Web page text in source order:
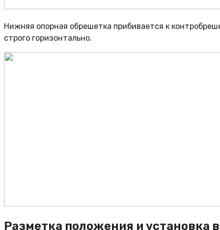
Нижняя опорная обрешетка прибивается к
строго горизонтально.
Разметка положения и установка